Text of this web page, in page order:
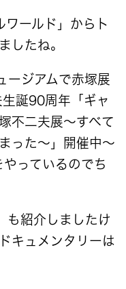
したね。
生誕90周年「ギャ
不二夫展～すべて
った～」開催中〜
っているのでち
キュメンタリーは